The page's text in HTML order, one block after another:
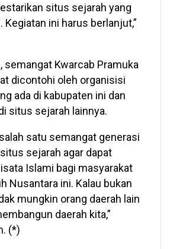
situs sejarah yang
Kegiatan ini harus berlanjut,”
semangat Kwarcab Pramuka
dicontohi oleh organisisi
ada di kabupaten ini dan
situs sejarah lainnya.
satu semangat generasi
sejarah agar dapat
Islami bagi masyarakat
Nusantara ini. Kalau bukan
mungkin orang daerah lain
daerah kita,”
(*)